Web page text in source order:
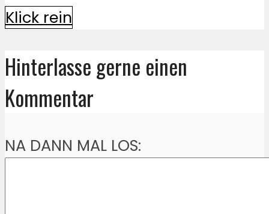
Klick rein
Hinterlasse gerne einen
Kommentar
NA DANN MAL LOS: